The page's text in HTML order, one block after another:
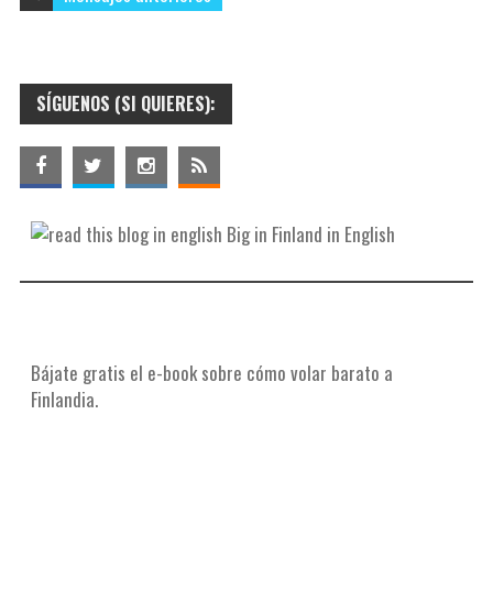
e
t
r
i
r
SÍGUENOS (SI QUIERES):
Big in Finland in English
Bájate gratis el e-book sobre cómo volar barato a
Finlandia.